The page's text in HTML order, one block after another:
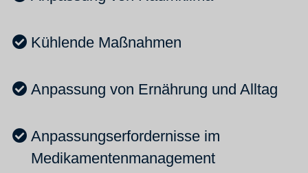
Kühlende Maßnahmen
Anpassung von Ernährung und Alltag
Anpassungserfordernisse im
Medikamentenmanagement